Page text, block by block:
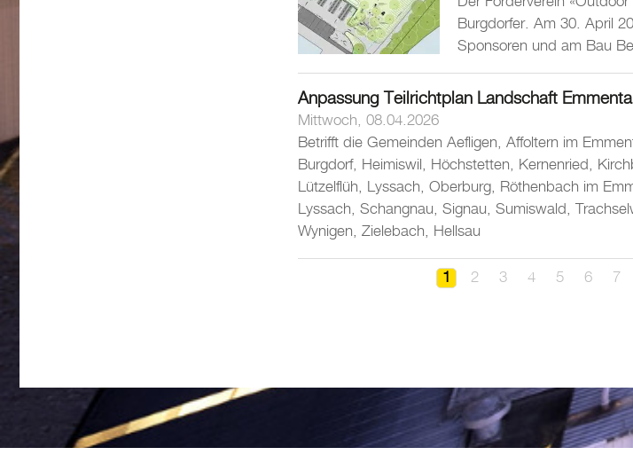
Burgdorfer. Am 30. April
Sponsoren und am Bau
Anpassung Teilrichtplan Landschaft
Mittwoch, 08.04.2026
Betrifft die Gemeinden Aefligen, Affoltern im
Burgdorf, Heimiswil, Höchstetten, Kernenried,
Lützelflüh, Lyssach, Oberburg, Röthenbach im
Lyssach, Schangnau, Signau, Sumiswald,
Wynigen, Zielebach, Hellsau
1 2 3 4 5 6 7